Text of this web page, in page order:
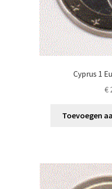
Cyprus 1
€
Toevoegen